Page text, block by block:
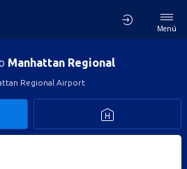
Menú
Manhattan Regional
Regional Airport